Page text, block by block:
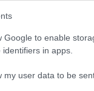
Google to enable
in apps.
my user data to be